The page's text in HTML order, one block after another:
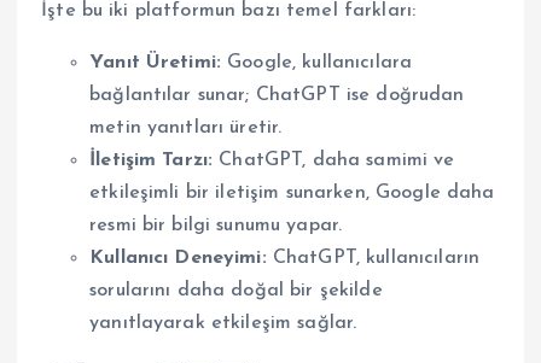
İşte bu iki platformun bazı temel farkları:
Yanıt Üretimi: Google, kullanıcılara
bağlantılar sunar; ChatGPT ise doğrudan
metin yanıtları üretir.
İletişim Tarzı: ChatGPT, daha samimi ve
etkileşimli bir iletişim sunarken, Google daha
resmi bir bilgi sunumu yapar.
Kullanıcı Deneyimi: ChatGPT, kullanıcıların
sorularını daha doğal bir şekilde
yanıtlayarak etkileşim sağlar.